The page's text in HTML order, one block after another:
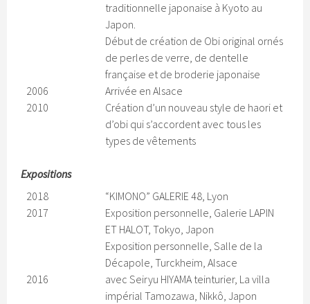
traditionnelle japonaise à Kyoto au
Japon.
Début de création de Obi original ornés
de perles de verre, de dentelle
française et de broderie japonaise
2006
Arrivée en Alsace
2010
Création d’un nouveau style de haori et
d’obi qui s’accordent avec tous les
types de vêtements
Expositions
2018
“KIMONO” GALERIE 48, Lyon
2017
Exposition personnelle, Galerie LAPIN
ET HALOT, Tokyo, Japon
Exposition personnelle, Salle de la
Décapole, Turckheim, Alsace
2016
avec Seiryu HIYAMA teinturier, La villa
impérial Tamozawa, Nikkô, Japon